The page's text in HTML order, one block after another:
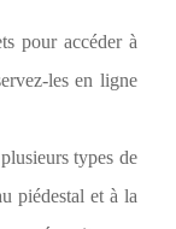
pour accéder à
les en ligne
types de
piédestal et à la